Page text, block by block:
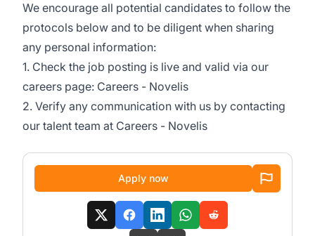
We encourage all potential candidates to follow the
protocols below and to be diligent when sharing
any personal information:
1. Check the job posting is live and valid via our
careers page: Careers - Novelis
2. Verify any communication with us by contacting
our talent team at Careers - Novelis
Apply now